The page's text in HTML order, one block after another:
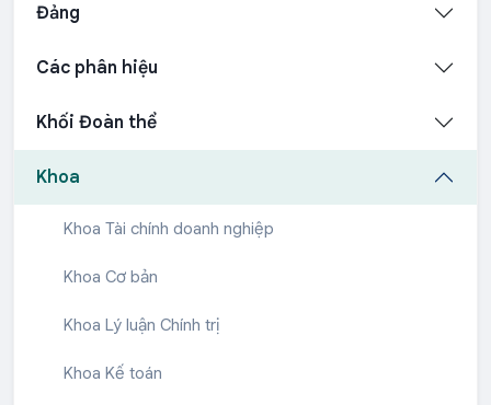
Đảng
Các phân hiệu
Khối Đoàn thể
Khoa
Khoa Tài chính doanh nghiệp
Khoa Cơ bản
Khoa Lý luận Chính trị
Khoa Kế toán